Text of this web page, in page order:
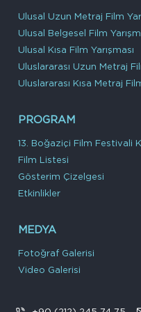
Ulusal Uzun Metraj Film
Ulusal Belgesel Film
Ulusal Kısa Film Yarışması
Uluslararası Uzun Metraj
Uluslararası Kısa Metraj
PROGRAM
13. Boğaziçi Film Festivali
Film Listesi
Gösterim Çizelgesi
Etkinlikler
MEDYA
Fotoğraf Galerisi
Video Galerisi